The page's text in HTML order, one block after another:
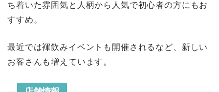
ち着いた雰囲気と人柄から人気で初心者の方にもお
すすめ。
最近では褌飲みイベントも開催されるなど、新しい
お客さんも増えています。